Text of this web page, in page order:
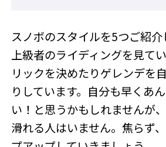
スノボのスタイルを5つご紹介
上級者のライディングを見て
リックを決めたりゲレンデを
りしています。自分も早くあ
い！と思うかもしれませんが
滑れる人はいません。焦らず